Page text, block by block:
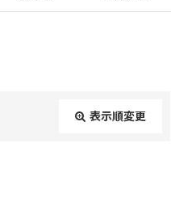
表示順変更